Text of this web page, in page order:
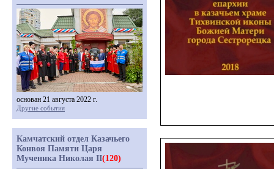
основан 21 августа 2022 г.
Другие события
Камчатский отдел Казачьего
Конвоя Памяти Царя
Мученика Николая II(120)